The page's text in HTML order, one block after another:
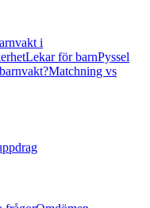
i
Lekar för barnPyssel
Matchning vs